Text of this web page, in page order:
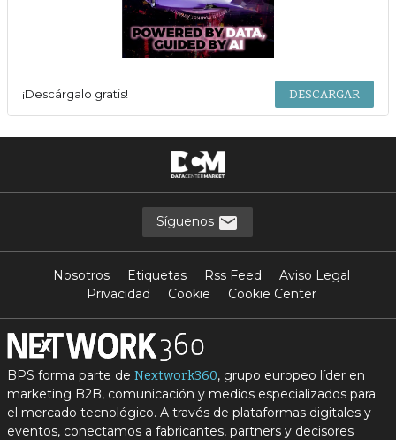
¡Descárgalo gratis! DESCARGAR
Síguenos
Nosotros Etiquetas Rss Feed
Aviso Legal
Privacidad
Cookie Cookie Center
BPS forma parte de Nextwork360, grupo europeo líder en
marketing B2B, comunicación y medios especializados para
el mercado tecnológico. A través de plataformas digitales y
eventos, conectamos a fabricantes, partners y decisores